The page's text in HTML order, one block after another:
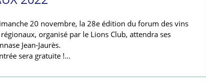
20 novembre, la 28e édition du forum des vins
organisé par le Lions Club, attendra ses
Jean-Jaurès.
sera gratuite !…